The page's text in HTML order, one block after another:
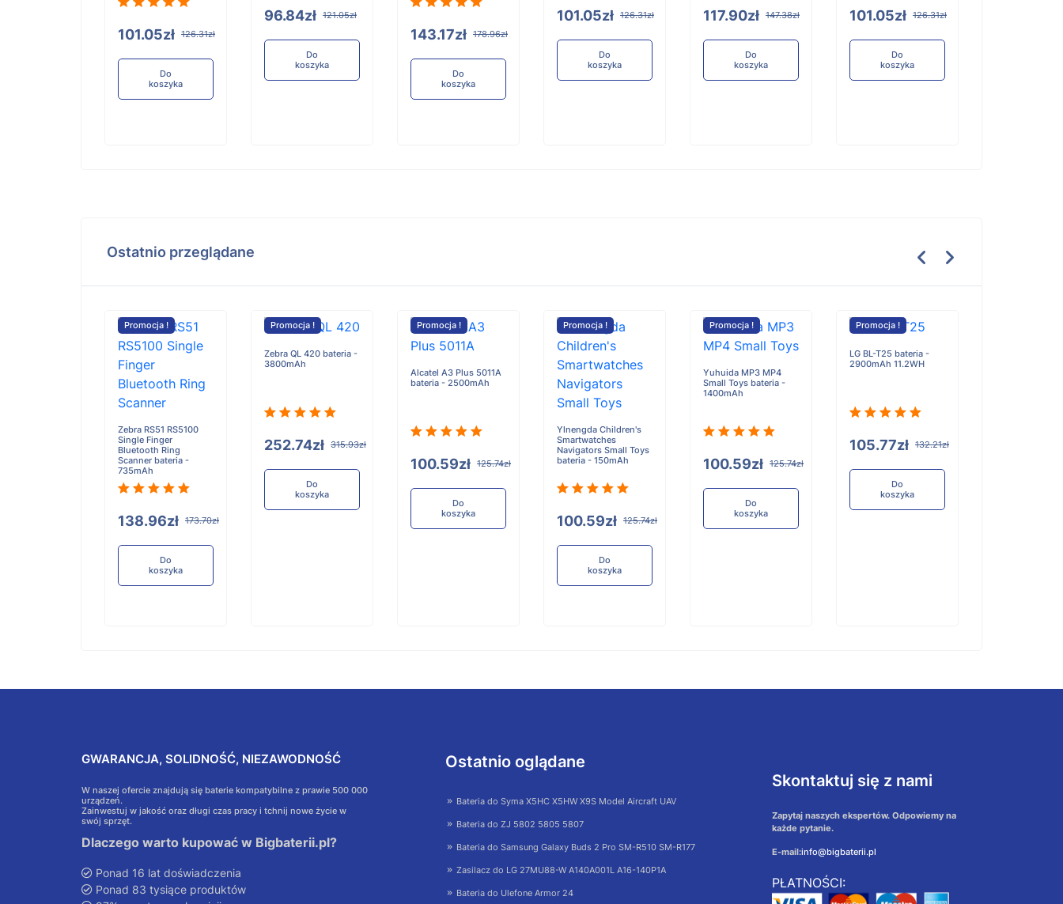
101.05zł 126.31zł
Do
koszyka
96.84zł 121.05zł
Do
koszyka
143.17zł 178.96zł
Do
koszyka
101.05zł 126.31zł
Do
koszyka
117.90zł 147.38zł
Do
koszyka
101.05zł 126.31zł
Do
koszyka
Ostatnio przeglądane
Promocja !
Zebra RS51 RS5100
Single Finger
Bluetooth Ring
Scanner bateria -
735mAh
138.96zł 173.70zł
Do
koszyka
Promocja !
Zebra QL 420 bateria -
3800mAh
252.74zł 315.93zł
Do
koszyka
Promocja !
Alcatel A3 Plus 5011A
bateria - 2500mAh
100.59zł 125.74zł
Do
koszyka
Promocja !
Ylnengda Children's
Smartwatches
Navigators Small Toys
bateria - 150mAh
100.59zł 125.74zł
Do
koszyka
Promocja !
Yuhuida MP3 MP4
Small Toys bateria -
1400mAh
100.59zł 125.74zł
Do
koszyka
Promocja !
LG BL-T25 bateria -
2900mAh 11.2WH
105.77zł 132.21zł
Do
koszyka
GWARANCJA, SOLIDNOŚĆ, NIEZAWODNOŚĆ
W naszej ofercie znajdują się baterie kompatybilne z prawie 500 000
urządzeń.
Zainwestuj w jakość oraz długi czas pracy i tchnij nowe życie w
swój sprzęt.
Dlaczego warto kupować w Bigbaterii.pl?
Ponad 16 lat doświadczenia
Ponad 83 tysiące produktów
Ostatnio oglądane
Bateria do Syma X5HC X5HW X9S Model Aircraft UAV
Bateria do ZJ 5802 5805 5807
Bateria do Samsung Galaxy Buds 2 Pro SM-R510 SM-R177
Zasilacz do LG 27MU88-W A140A001L A16-140P1A
Bateria do Ulefone Armor 24
Skontaktuj się z nami
Zapytaj naszych ekspertów. Odpowiemy na
każde pytanie.
E-mail:info@bigbaterii.pl
PŁATNOŚCI: